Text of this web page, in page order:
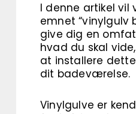
I denne artikel vil
emnet “vinylgulv
give dig en
hvad du skal
at installere
dit badeværelse.
Vinylgulve er